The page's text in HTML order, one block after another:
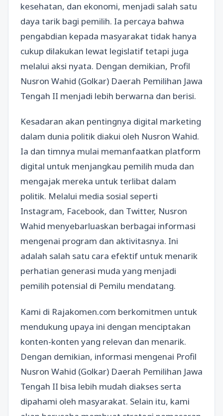
kesehatan, dan ekonomi, menjadi salah satu
daya tarik bagi pemilih. Ia percaya bahwa
pengabdian kepada masyarakat tidak hanya
cukup dilakukan lewat legislatif tetapi juga
melalui aksi nyata. Dengan demikian, Profil
Nusron Wahid (Golkar) Daerah Pemilihan Jawa
Tengah II menjadi lebih berwarna dan berisi.
Kesadaran akan pentingnya digital marketing
dalam dunia politik diakui oleh Nusron Wahid.
Ia dan timnya mulai memanfaatkan platform
digital untuk menjangkau pemilih muda dan
mengajak mereka untuk terlibat dalam
politik. Melalui media sosial seperti
Instagram, Facebook, dan Twitter, Nusron
Wahid menyebarluaskan berbagai informasi
mengenai program dan aktivitasnya. Ini
adalah salah satu cara efektif untuk menarik
perhatian generasi muda yang menjadi
pemilih potensial di Pemilu mendatang.
Kami di Rajakomen.com berkomitmen untuk
mendukung upaya ini dengan menciptakan
konten-konten yang relevan dan menarik.
Dengan demikian, informasi mengenai Profil
Nusron Wahid (Golkar) Daerah Pemilihan Jawa
Tengah II bisa lebih mudah diakses serta
dipahami oleh masyarakat. Selain itu, kami